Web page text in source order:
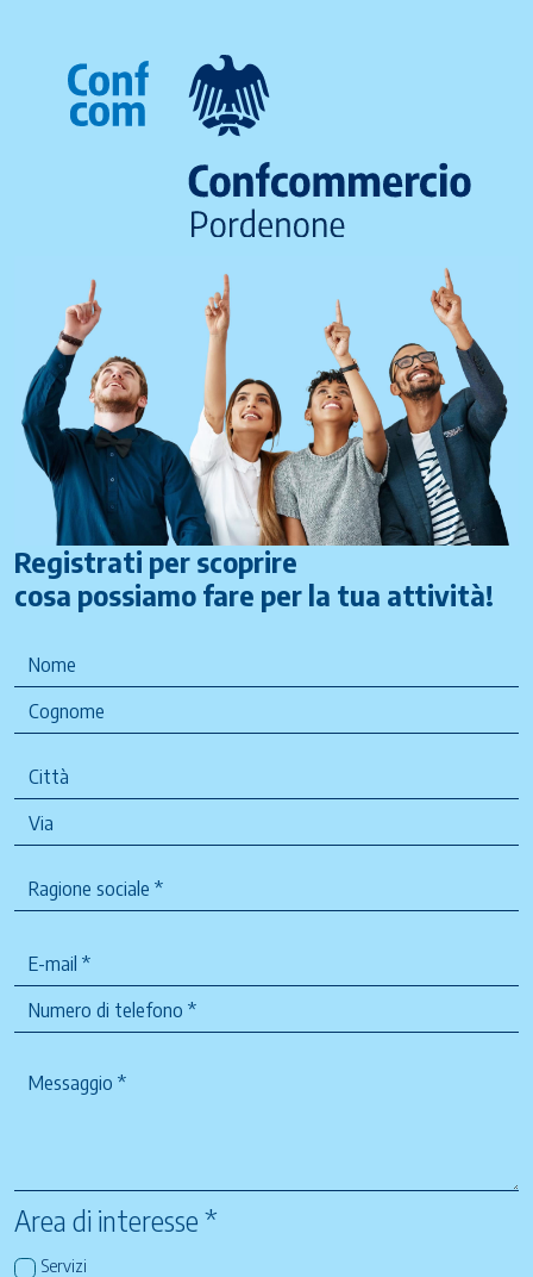
Registrati per scoprire
cosa possiamo fare per la tua attività!
Area di interesse *
Servizi